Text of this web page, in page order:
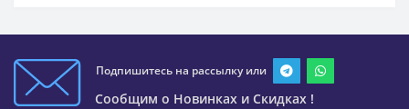
Подпишитесь на рассылку или
Сообщим о Новинках и Скидках !